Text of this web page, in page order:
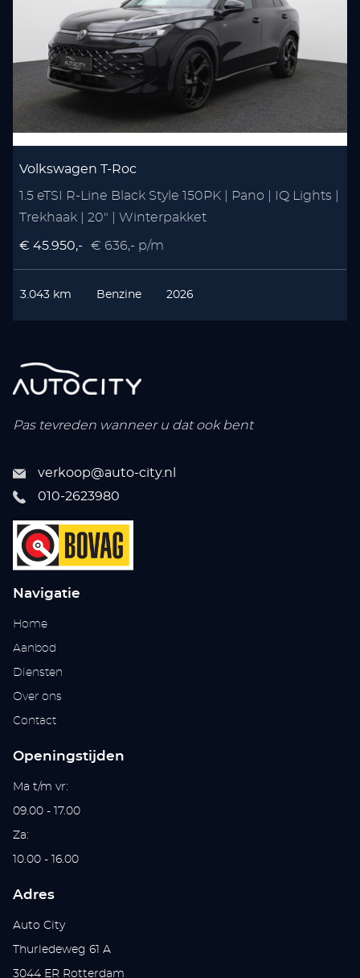
Volkswagen T-Roc
1.5 eTSI R-Line Black Style 150PK | Pano | IQ Lights |
Trekhaak | 20" | Winterpakket
€ 45.950,- € 636,- p/m
3.043 km Benzine 2026
Pas tevreden wanneer u dat ook bent
verkoop@auto-city.nl
010-2623980
Navigatie
Home
Aanbod
Diensten
Over ons
Contact
Openingstijden
Ma t/m vr:
09.00 - 17.00
Za:
10.00 - 16.00
Adres
Auto City
Thurledeweg 61 A
3044 ER Rotterdam